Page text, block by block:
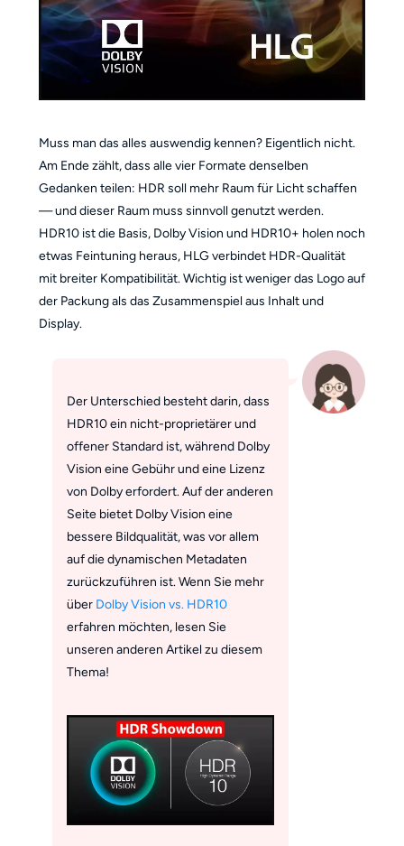
Muss man das alles auswendig kennen? Eigentlich nicht.
Am Ende zählt, dass alle vier Formate denselben
Gedanken teilen: HDR soll mehr Raum für Licht schaffen
— und dieser Raum muss sinnvoll genutzt werden.
HDR10 ist die Basis, Dolby Vision und HDR10+ holen noch
etwas Feintuning heraus, HLG verbindet HDR-Qualität
mit breiter Kompatibilität. Wichtig ist weniger das Logo auf
der Packung als das Zusammenspiel aus Inhalt und
Display.
Der Unterschied besteht darin, dass
HDR10 ein nicht-proprietärer und
offener Standard ist, während Dolby
Vision eine Gebühr und eine Lizenz
von Dolby erfordert. Auf der anderen
Seite bietet Dolby Vision eine
bessere Bildqualität, was vor allem
auf die dynamischen Metadaten
zurückzuführen ist. Wenn Sie mehr
über Dolby Vision vs. HDR10
erfahren möchten, lesen Sie
unseren anderen Artikel zu diesem
Thema!